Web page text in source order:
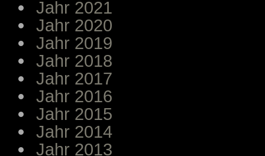
Jahr 2021
Jahr 2020
Jahr 2019
Jahr 2018
Jahr 2017
Jahr 2016
Jahr 2015
Jahr 2014
Jahr 2013